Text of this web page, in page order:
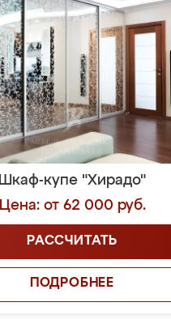
Шкаф-купе "Хирадо"
Цена: от 62 000 руб.
РАССЧИТАТЬ
ПОДРОБНЕЕ